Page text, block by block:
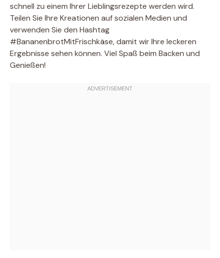
schnell zu einem Ihrer Lieblingsrezepte werden wird.
Teilen Sie Ihre Kreationen auf sozialen Medien und
verwenden Sie den Hashtag
#BananenbrotMitFrischkäse, damit wir Ihre leckeren
Ergebnisse sehen können. Viel Spaß beim Backen und
Genießen!